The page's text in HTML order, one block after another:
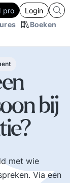
Boeken
pro Login
bij
met wie
Via een